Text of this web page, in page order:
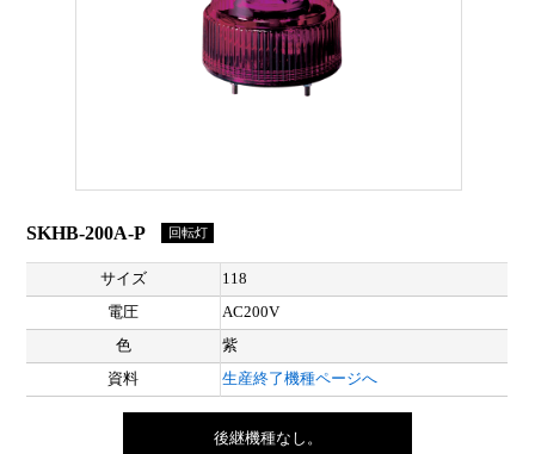
SKHB-200A-P 回転灯
サイズ
118
電圧
AC200V
色
紫
資料
生産終了機種ページへ
後継機種なし。